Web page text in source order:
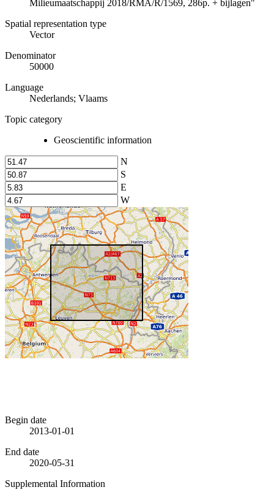
Milieumaatschappij 2018/RMA/R/1569, 286p. + bijlagen"
Spatial representation type
Vector
Denominator
50000
Language
Nederlands; Vlaams
Topic category
Geoscientific information
N
S
E
W
Begin date
2013-01-01
End date
2020-05-31
Supplemental Information